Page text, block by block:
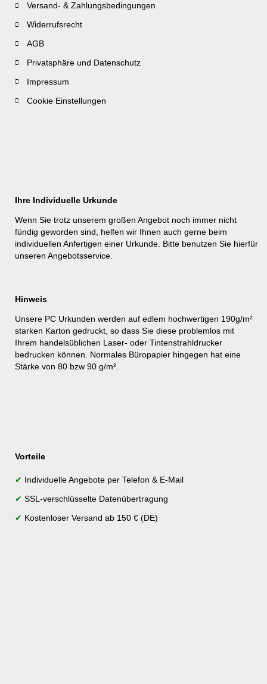
Versand- & Zahlungsbedingungen
Widerrufsrecht
AGB
Privatsphäre und Datenschutz
Impressum
Cookie Einstellungen
Ihre Individuelle Urkunde
Wenn Sie trotz unserem großen Angebot noch immer nicht
fündig geworden sind, helfen wir Ihnen auch gerne beim
individuellen Anfertigen einer Urkunde. Bitte benutzen Sie hierfür
unseren Angebotsservice
Hinweis
Unsere PC Urkunden werden auf edlem hochwertigen 190g/m²
starken Karton gedruckt, so dass Sie diese problemlos mit
Ihrem handelsüblichen Laser- oder Tintenstrahldrucker
bedrucken können. Normales Büropapier hingegen hat eine
Stärke von 80 bzw 90 g/m².
Vorteile
✔ Individuelle Angebote per Telefon & E-Mail
✔ SSL-verschlüsselte Datenübertragung
✔ Kostenloser Versand ab 150 € (DE)